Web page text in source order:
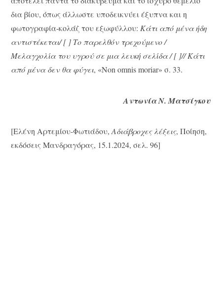
δια βίου, όπως άλλωστε υποδεικνύει έξυπνα και η
φωτογραφία-κολάζ του εξωφύλλου:Κάτι από μένα ήδη
αντιστέκεται/ [ ] Το παρελθόν τρεχούμενο /
Μελαγχολία του υγρού σε μια λευκή σελίδα / [ ]// Κάτι
από μένα δεν θα φύγει, «Νon omnis moriar» σ. 33.
Αντωνία Ν. Ματσίγκου
[Ελένη Αρτεμίου-Φωτιάδου,Αδιάβροχες λέξεις, Ποίηση,
εκδόσεις Μανδραγόρας, 15.1.2024, σελ. 96]